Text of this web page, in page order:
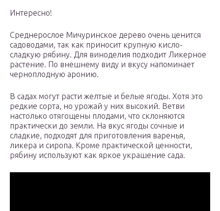
Интересно!
Среднерослое Мичуринское дерево очень ценится
садоводами, так как приносит крупную кисло-
сладкую рябину. Для виноделия подходит Ликерное
растение. По внешнему виду и вкусу напоминает
черноплодную аронию.
В садах могут расти желтые и белые ягоды. Хотя это
редкие сорта, но урожай у них высокий. Ветви
настолько отягощены плодами, что склоняются
практически до земли. На вкус ягоды сочные и
сладкие, подходят для приготовления варенья,
ликера и сиропа. Кроме практической ценности,
рябину используют как яркое украшение сада.